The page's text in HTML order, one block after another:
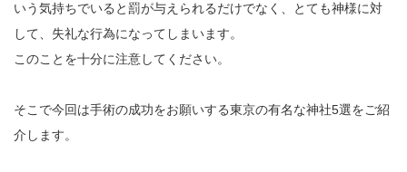
いう気持ちでいると罰が与えられるだけでなく、とても神様に対
して、失礼な行為になってしまいます。
このことを十分に注意してください。
そこで今回は手術の成功をお願いする東京の有名な神社5選をご紹
介します。